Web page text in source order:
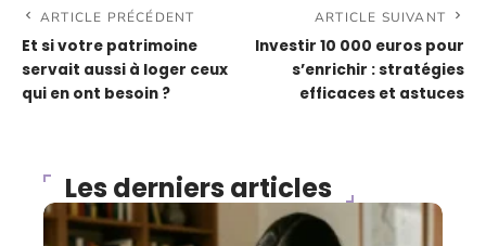
ARTICLE PRÉCÉDENT
Et si votre patrimoine
servait aussi à loger ceux
qui en ont besoin ?
ARTICLE SUIVANT
Investir 10 000 euros pour
s’enrichir : stratégies
efficaces et astuces
Les derniers articles